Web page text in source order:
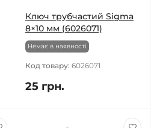
Ключ трубчастий Sigma
8×10 мм (6026071)
Немає в наявності
Код товару: 6026071
25 грн.